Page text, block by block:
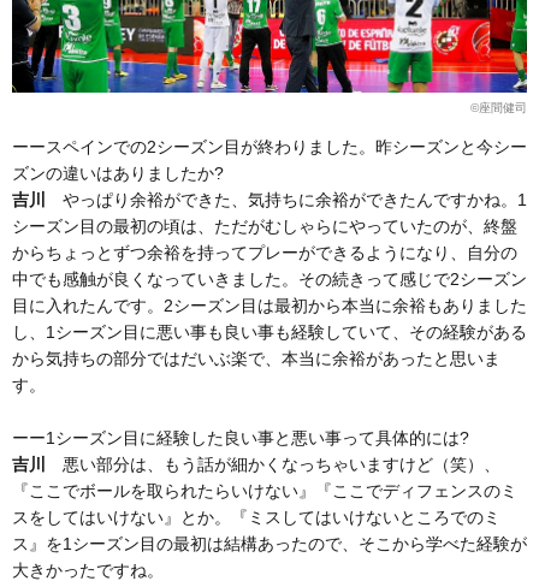
©座間健司
ーースペインでの2シーズン目が終わりました。昨シーズンと今シー
ズンの違いはありましたか?
吉川
やっぱり余裕ができた、気持ちに余裕ができたんですかね。1
シーズン目の最初の頃は、ただがむしゃらにやっていたのが、終盤
からちょっとずつ余裕を持ってプレーができるようになり、自分の
中でも感触が良くなっていきました。その続きって感じで2シーズン
目に入れたんです。2シーズン目は最初から本当に余裕もありました
し、1シーズン目に悪い事も良い事も経験していて、その経験がある
から気持ちの部分ではだいぶ楽で、本当に余裕があったと思いま
す。
ーー1シーズン目に経験した良い事と悪い事って具体的には?
吉川
悪い部分は、もう話が細かくなっちゃいますけど（笑）、
『ここでボールを取られたらいけない』『ここでディフェンスのミ
スをしてはいけない』とか。『ミスしてはいけないところでのミ
ス』を1シーズン目の最初は結構あったので、そこから学べた経験が
大きかったですね。